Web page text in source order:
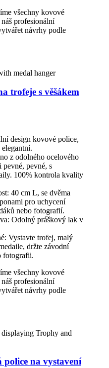
všechny kovové
profesionální
návrhy podle
trofeje s věšákem
design kovové police,
z odolného ocelového
pevné, pevné, s
100% kontrola kvality
40 cm L, se dvěma
pro uchycení
nebo fotografií.
Odolný práškový lak v
Vystavte trofej, malý
držte závodní
fotografii.
všechny kovové
profesionální
návrhy podle
police na vystavení